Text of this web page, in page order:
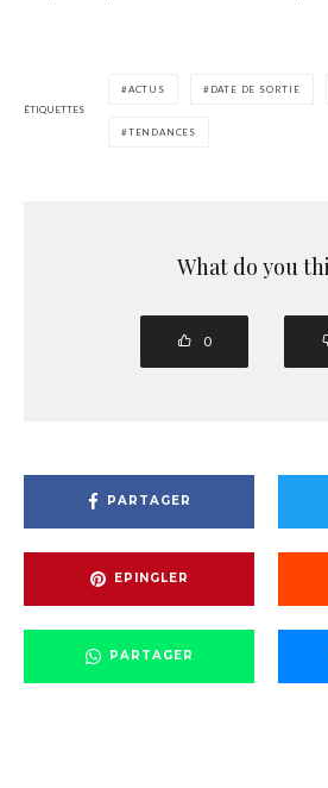
ÉTIQUETTES
ACTUS DATE DE SORTIE
TENDANCES
What do you
0
PARTAGER
EPINGLER
PARTAGER